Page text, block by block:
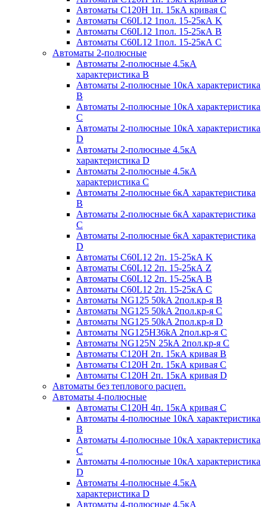
Автоматы С120H 1п. 15кА кривая С
Автоматы С60L12 1пол. 15-25кА K
Автоматы С60L12 1пол. 15-25кА В
Автоматы С60L12 1пол. 15-25кА С
Автоматы 2-полюсные
Автоматы 2-полюсные 4.5кА
характеристика В
Автоматы 2-полюсные 10кА характеристика
B
Автоматы 2-полюсные 10кА характеристика
C
Автоматы 2-полюсные 10кА характеристика
D
Автоматы 2-полюсные 4.5кА
характеристика D
Автоматы 2-полюсные 4.5кА
характеристика С
Автоматы 2-полюсные 6кА характеристика
B
Автоматы 2-полюсные 6кА характеристика
C
Автоматы 2-полюсные 6кА характеристика
D
Автоматы C60L12 2п. 15-25кА K
Автоматы C60L12 2п. 15-25кА Z
Автоматы C60L12 2п. 15-25кА B
Автоматы C60L12 2п. 15-25кА C
Автоматы NG125 50kA 2пол.кр-я B
Автоматы NG125 50kA 2пол.кр-я C
Автоматы NG125 50kA 2пол.кр-я D
Автоматы NG125H36kA 2пол.кр-я C
Автоматы NG125N 25kA 2пол.кр-я C
Автоматы С120H 2п. 15кА кривая B
Автоматы С120H 2п. 15кА кривая C
Автоматы С120H 2п. 15кА кривая D
Автоматы без теплового расцеп.
Автоматы 4-полюсные
Автоматы С120H 4п. 15кА кривая C
Автоматы 4-полюсные 10кА характеристика
B
Автоматы 4-полюсные 10кА характеристика
C
Автоматы 4-полюсные 10кА характеристика
D
Автоматы 4-полюсные 4.5кА
характеристика D
Автоматы 4-полюсные 4.5кА